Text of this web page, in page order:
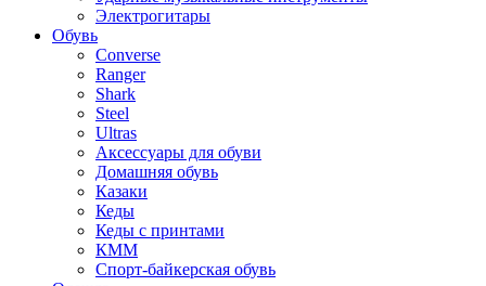
Электрогитары
Обувь
Converse
Ranger
Shark
Steel
Ultras
Аксессуары для обуви
Домашняя обувь
Казаки
Кеды
Кеды с принтами
КММ
Спорт-байкерская обувь